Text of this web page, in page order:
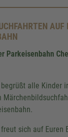
AUF
Parkeisenbahn
alle Kinder
sich auf Euren